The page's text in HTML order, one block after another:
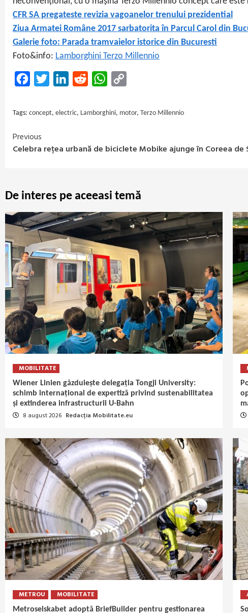
CFR SA pregateste revizia vagoanelor trenului prezidential
Ziua Armatei Române 2017 sarbatorita în Parcul Carol din
Galerie foto: Parada tramvaielor istorice din Bucuresti
Foto&info: Lamborghini Terzo Millennio
FacebookTwitter LinkedInReddit WhatsApp
Tags: concept, electric, Lamborghini, motor, Terzo Millennio
Continue
Previous
Celebra rețea urbană de biciclete Mobike ajunge în Coreea de
De interes pe aceeasi temă
MOBILITATE
Wiener Linien găzduiește delegația Tongji University:
schimb internațional de expertiză privind sustenabilitatea
și extinderea infrastructurii U-Bahn
8 august 2026 Redacția Mobilitate.eu
METROU MOBILITATE
Metroselskabet adoptă BriefBuilder pentru gestionarea